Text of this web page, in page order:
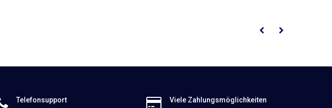
Telefonsupport
Viele Zahlungsmöglichkeiten